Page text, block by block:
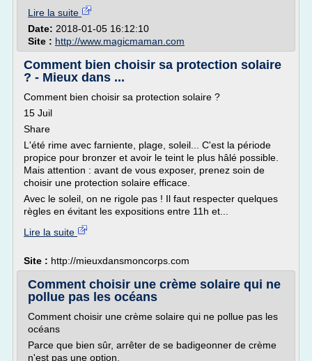
Lire la suite
Date: 2018-01-05 16:12:10
Site : http://www.magicmaman.com
Comment bien choisir sa protection solaire
? - Mieux dans ...
Comment bien choisir sa protection solaire ?
15 Juil
Share
L'été rime avec farniente, plage, soleil... C'est la période
propice pour bronzer et avoir le teint le plus hâlé possible.
Mais attention : avant de vous exposer, prenez soin de
choisir une protection solaire efficace.
Avec le soleil, on ne rigole pas ! Il faut respecter quelques
règles en évitant les expositions entre 11h et...
Lire la suite
Site : http://mieuxdansmoncorps.com
Comment choisir une crème solaire qui ne
pollue pas les océans
Comment choisir une crème solaire qui ne pollue pas les
océans
Parce que bien sûr, arrêter de se badigeonner de crème
n'est pas une option.